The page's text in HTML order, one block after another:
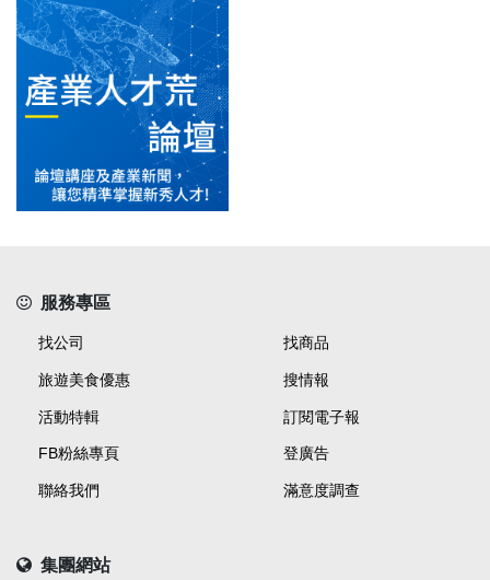
服務專區
找公司 找商品
旅遊美食優惠 搜情報
活動特輯 訂閱電子報
FB粉絲專頁 登廣告
聯絡我們 滿意度調查
集團網站